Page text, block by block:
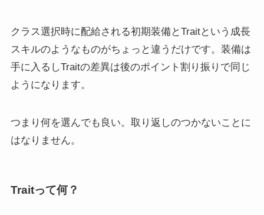
クラス選択時に配給される初期装備とTraitという成長
スキルのようなものがちょっと違うだけです。装備は
手に入るしTraitの差異は後のポイント割り振りで同じ
ようになります。
つまり何を選んでも良い。取り返しのつかないことに
はなりません。
Traitって何？